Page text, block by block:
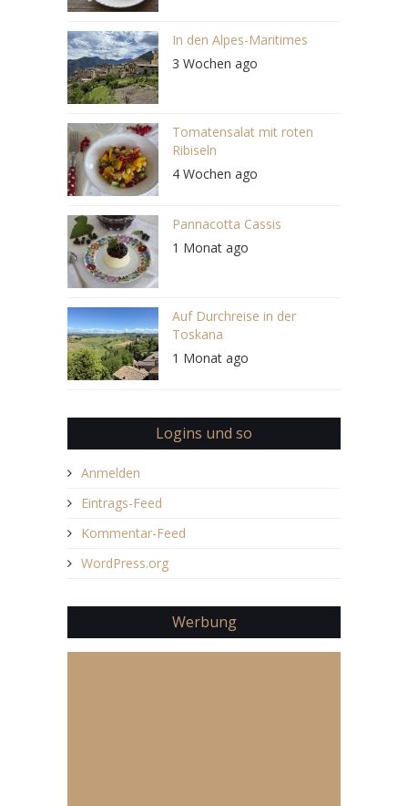
In den Alpes-Maritimes
3 Wochen ago
Tomatensalat mit roten
Ribiseln
4 Wochen ago
Pannacotta Cassis
1 Monat ago
Auf Durchreise in der
Toskana
1 Monat ago
Logins und so
Anmelden
Eintrags-Feed
Kommentar-Feed
WordPress.org
Werbung